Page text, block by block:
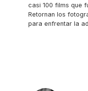
casi 100 films que
Retornan los
para enfrentar la